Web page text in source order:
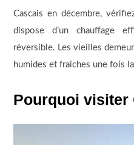
Cascais en décembre,
dispose d’un chauffage
réversible. Les vieilles
humides et fraîches une fois
Pourquoi visiter